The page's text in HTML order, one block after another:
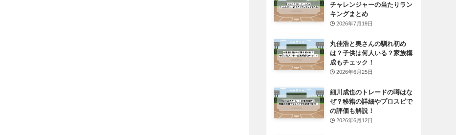
チャレンジャーの当たりラン
キングまとめ
2026年7月19日
丸佳浩と奥さんの馴れ初め
は？子供は何人いる？家族構
成もチェック！
2026年6月25日
細川成也のトレードの噂はな
ぜ？移籍の詳細やプロスピで
の評価も解説！
2026年6月12日